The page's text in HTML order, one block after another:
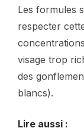
Les formules
respecter
visage trop
des
blancs).
Lire aussi :